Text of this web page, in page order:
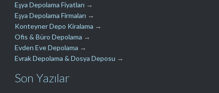
Eşya Depolama Fiyatları →
Eşya Depolama Firmaları →
Konteyner Depo Kiralama →
Ofis & Büro Depolama →
Evden Eve Depolama →
Evrak Depolama & Dosya Deposu →
Son Yazılar